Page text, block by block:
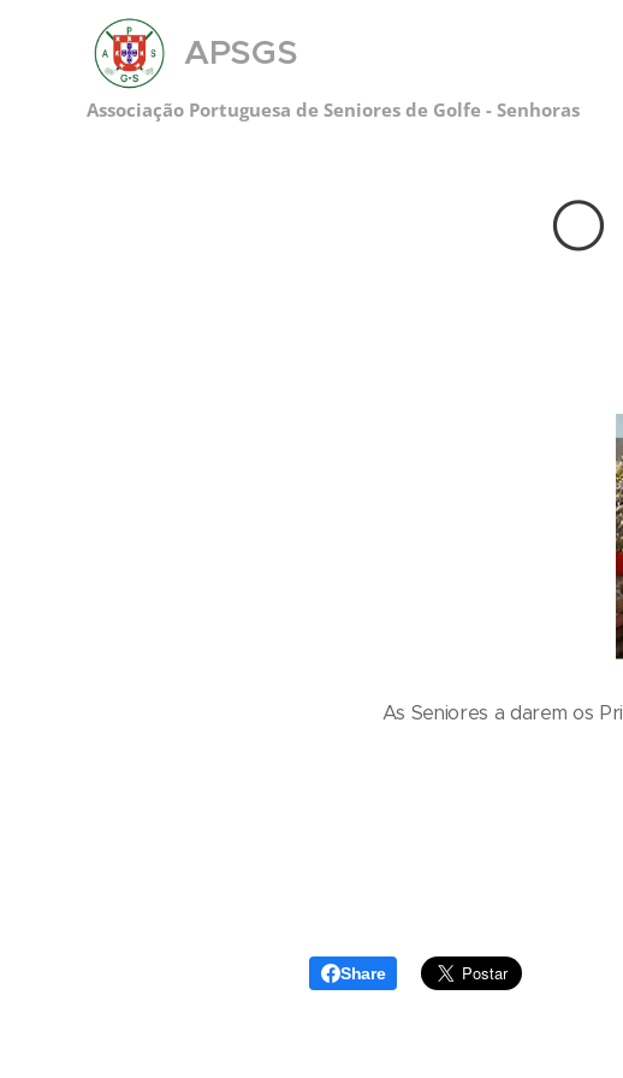
APSGS
Associação Portuguesa de Seniores de Golfe - Senhoras
O
As Seniores a darem os
Share